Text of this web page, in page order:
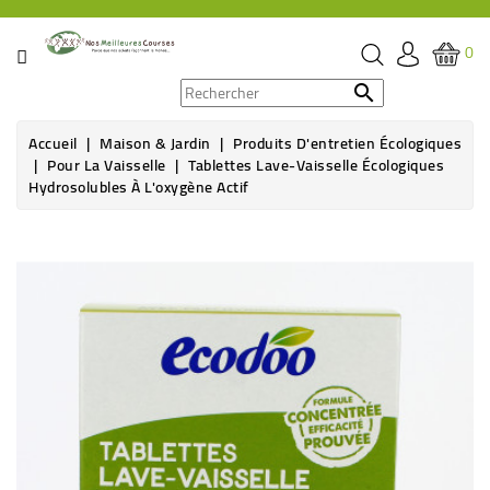
CATÉGORIE
ÉPICERIE
THÉ,
0

Accueil Maison & Jardin Produits D'entretien Écologiques
Pour La Vaisselle Tablettes Lave-Vaisselle Écologiques
Hydrosolubles À L'oxygène Actif